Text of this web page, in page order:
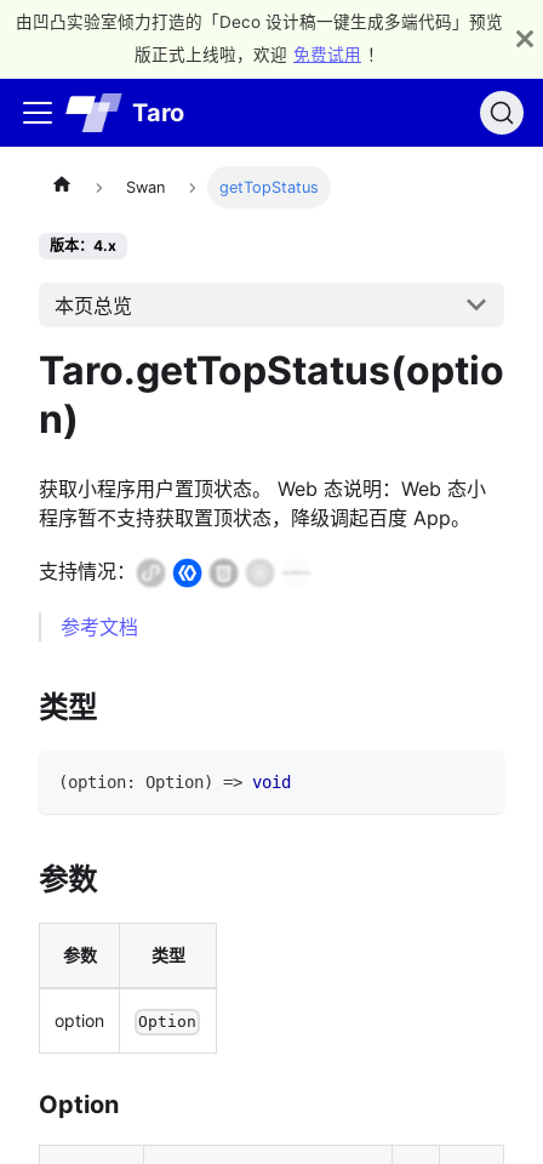
由凹凸实验室倾力打造的「Deco 设计稿一键生成多端代码」预览
版正式上线啦，欢迎 免费试用 ！
Taro
Swan getTopStatus
版本：4.x
本页总览
Taro.getTopStatus(optio
n)
获取小程序用户置顶状态。 Web 态说明：Web 态小
程序暂不支持获取置顶状态，降级调起百度 App。
支持情况：
参考文档
类型
(option: Option) => void
参数
参数 类型
option Option
Option